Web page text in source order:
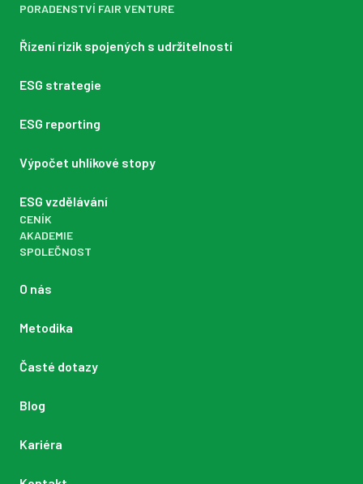
PORADENSTVÍ FAIR VENTURE
Řízení rizik spojených s udržitelností
ESG strategie
ESG reporting
Výpočet uhlíkové stopy
ESG vzdělávání
CENÍK
AKADEMIE
SPOLEČNOST
O nás
Metodika
Časté dotazy
Blog
Kariéra